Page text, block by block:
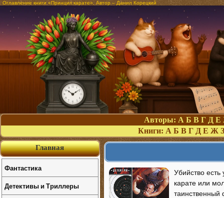
Оглавление книги «Принцип карате». Автор – Данил Корецкий
Авторы: А Б В Г Д Е
Книги: А Б В Г Д Е Ж З
Убийство
карате или
таинственный
Главная
Фантастика
Детективы и Триллеры